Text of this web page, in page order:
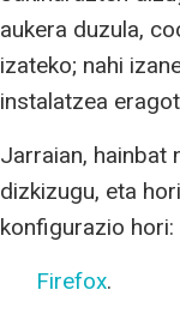
aukera duzula,
izateko; nahi
instalatzea
Jarraian, hainbat
dizkizugu, eta
konfigurazio hori:
Firefox.